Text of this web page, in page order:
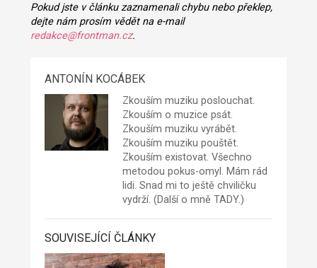
Pokud jste v článku zaznamenali chybu nebo překlep,
dejte nám prosím vědět na e-mail
redakce@frontman.cz.
ANTONÍN KOCÁBEK
Zkouším muziku poslouchat.
Zkouším o muzice psát.
Zkouším muziku vyrábět.
Zkouším muziku pouštět.
Zkouším existovat. Všechno
metodou pokus-omyl. Mám rád
lidi. Snad mi to ještě chviličku
vydrží. (Další o mně TADY.)
SOUVISEJÍCÍ ČLÁNKY